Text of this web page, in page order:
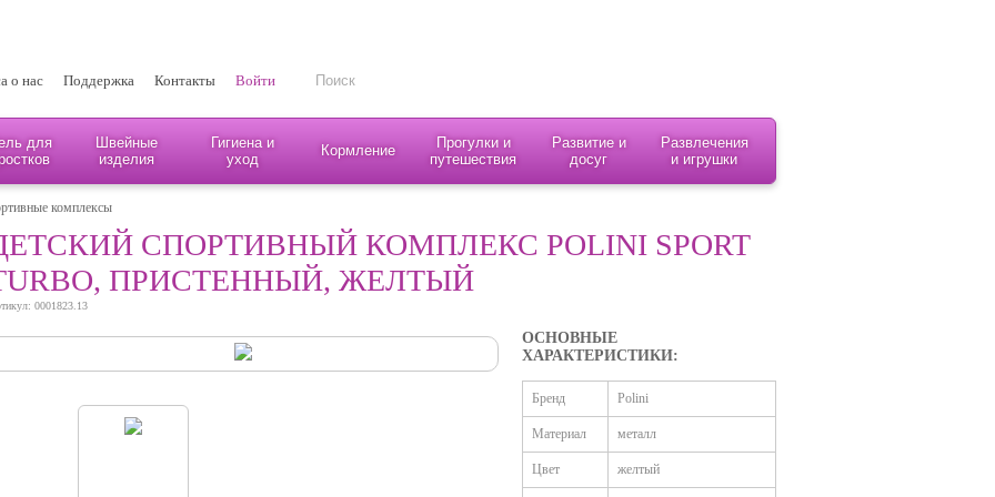
о нас Поддержка Контакты Войти
для
Швейные
изделия
Гигиена и
уход
Кормление
Прогулки и
путешествия
Развитие и
досуг
Развлечения
и игрушки
комплексы
СПОРТИВНЫЙ КОМПЛЕКС POLINI SPORT
ПРИСТЕННЫЙ, ЖЕЛТЫЙ
0001823.13
ОСНОВНЫЕ
ХАРАКТЕРИСТИКИ:
Бренд Polini
Материал металл
Цвет желтый